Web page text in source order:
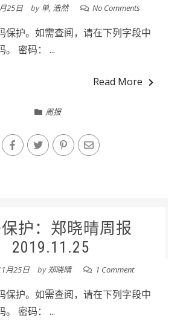
25日 by单, 浩然 No Comments
保护。如需查阅，请在下列字段中
。 密码： ...
Read More
周报
护：郑晓晴周报
2019.11.25
月25日 by郑晓晴 1 Comment
保护。如需查阅，请在下列字段中
。 密码： ...